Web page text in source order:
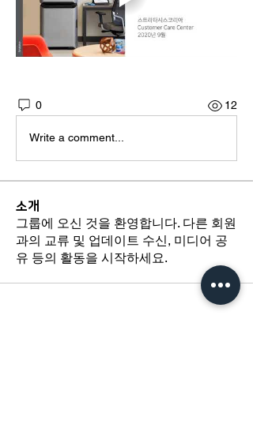
0 12
Write a comment...
소개
그룹에 오신 것을 환영합니다. 다른 회원
과의 교류 및 업데이트 수신, 미디어 공
유 등의 활동을 시작하세요.